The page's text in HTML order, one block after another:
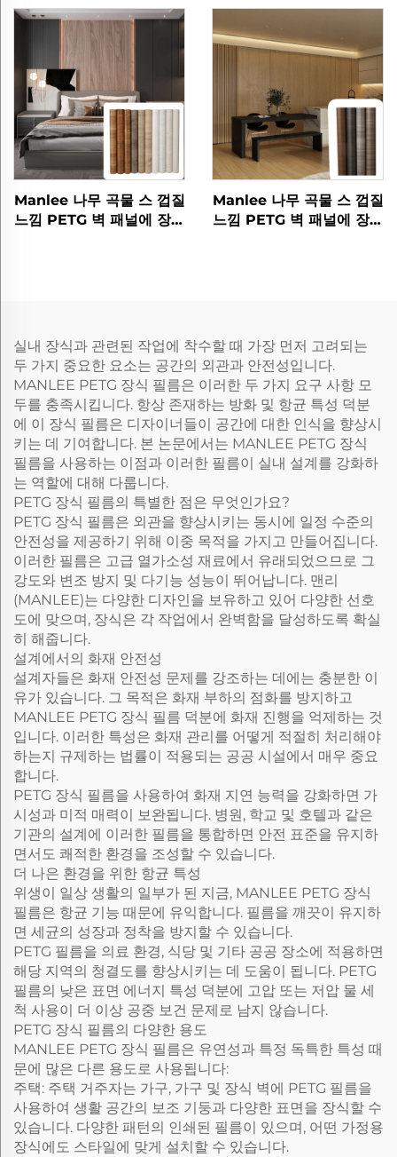
엌 캐비닛
Manlee 나무 곡물 스 껍질
느낌 PETG 벽 패널에 장식
Manlee 나무 곡물 스 껍질
느낌 PETG 벽 패널에 장식
실내 장식과 관련된 작업에 착수할 때 가장 먼저 고려되는
두 가지 중요한 요소는 공간의 외관과 안전성입니다.
MANLEE PETG 장식 필름은 이러한 두 가지 요구 사항 모
두를 충족시킵니다. 항상 존재하는 방화 및 항균 특성 덕분
에 이 장식 필름은 디자이너들이 공간에 대한 인식을 향상시
키는 데 기여합니다. 본 논문에서는 MANLEE PETG 장식
필름을 사용하는 이점과 이러한 필름이 실내 설계를 강화하
는 역할에 대해 다룹니다.
PETG 장식 필름의 특별한 점은 무엇인가요?
PETG 장식 필름은 외관을 향상시키는 동시에 일정 수준의
안전성을 제공하기 위해 이중 목적을 가지고 만들어집니다.
이러한 필름은 고급 열가소성 재료에서 유래되었으므로 그
강도와 변조 방지 및 다기능 성능이 뛰어납니다. 맨리
(MANLEE)는 다양한 디자인을 보유하고 있어 다양한 선호
도에 맞으며, 장식은 각 작업에서 완벽함을 달성하도록 확실
히 해줍니다.
설계에서의 화재 안전성
설계자들은 화재 안전성 문제를 강조하는 데에는 충분한 이
유가 있습니다. 그 목적은 화재 부하의 점화를 방지하고
MANLEE PETG 장식 필름 덕분에 화재 진행을 억제하는 것
입니다. 이러한 특성은 화재 관리를 어떻게 적절히 처리해야
하는지 규제하는 법률이 적용되는 공공 시설에서 매우 중요
합니다.
PETG 장식 필름을 사용하여 화재 지연 능력을 강화하면 가
시성과 미적 매력이 보완됩니다. 병원, 학교 및 호텔과 같은
기관의 설계에 이러한 필름을 통합하면 안전 표준을 유지하
면서도 쾌적한 환경을 조성할 수 있습니다.
더 나은 환경을 위한 항균 특성
위생이 일상 생활의 일부가 된 지금, MANLEE PETG 장식
필름은 항균 기능 때문에 유익합니다. 필름을 깨끗이 유지하
면 세균의 성장과 정착을 방지할 수 있습니다.
PETG 필름을 의료 환경, 식당 및 기타 공공 장소에 적용하면
해당 지역의 청결도를 향상시키는 데 도움이 됩니다. PETG
필름의 낮은 표면 에너지 특성 덕분에 고압 또는 저압 물 세
척 사용이 더 이상 공중 보건 문제로 남지 않습니다.
PETG 장식 필름의 다양한 용도
MANLEE PETG 장식 필름은 유연성과 특정 독특한 특성 때
문에 많은 다른 용도로 사용됩니다:
주택: 주택 거주자는 가구, 가구 및 장식 벽에 PETG 필름을
사용하여 생활 공간의 보조 기둥과 다양한 표면을 장식할 수
있습니다. 다양한 패턴의 인쇄된 필름이 있으며, 어떤 가정용
장식에도 스타일에 맞게 설치할 수 있습니다.